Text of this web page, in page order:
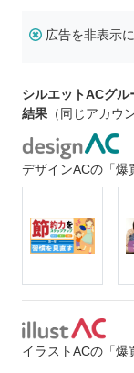
広告を非表示
シルエットACグ
結果 （同じアカウ
デザインACの「爆
イラストACの「